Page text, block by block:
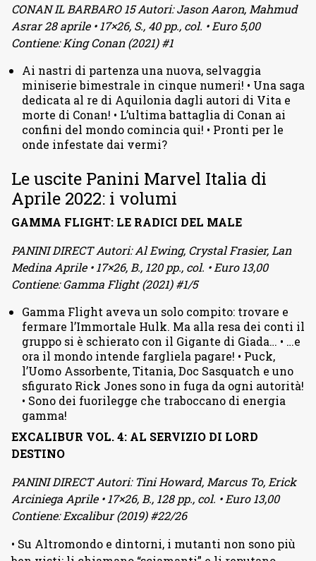
CONAN IL BARBARO 15 Autori: Jason Aaron, Mahmud
Asrar 28 aprile • 17×26, S., 40 pp., col. • Euro 5,00
Contiene: King Conan (2021) #1
Ai nastri di partenza una nuova, selvaggia
miniserie bimestrale in cinque numeri! • Una saga
dedicata al re di Aquilonia dagli autori di Vita e
morte di Conan! • L’ultima battaglia di Conan ai
confini del mondo comincia qui! • Pronti per le
onde infestate dai vermi?
Le uscite Panini Marvel Italia di
Aprile 2022: i volumi
GAMMA FLIGHT: LE RADICI DEL MALE
PANINI DIRECT Autori: Al Ewing, Crystal Frasier, Lan
Medina Aprile • 17×26, B., 120 pp., col. • Euro 13,00
Contiene: Gamma Flight (2021) #1/5
Gamma Flight aveva un solo compito: trovare e
fermare l’Immortale Hulk. Ma alla resa dei conti il
gruppo si è schierato con il Gigante di Giada… • …e
ora il mondo intende fargliela pagare! • Puck,
l’Uomo Assorbente, Titania, Doc Sasquatch e uno
sfigurato Rick Jones sono in fuga da ogni autorità!
• Sono dei fuorilegge che traboccano di energia
gamma!
EXCALIBUR VOL. 4: AL SERVIZIO DI LORD
DESTINO
PANINI DIRECT Autori: Tini Howard, Marcus To, Erick
Arciniega Aprile • 17×26, B., 128 pp., col. • Euro 13,00
Contiene: Excalibur (2019) #22/26
• Su Altromondo e dintorni, i mutanti non sono più